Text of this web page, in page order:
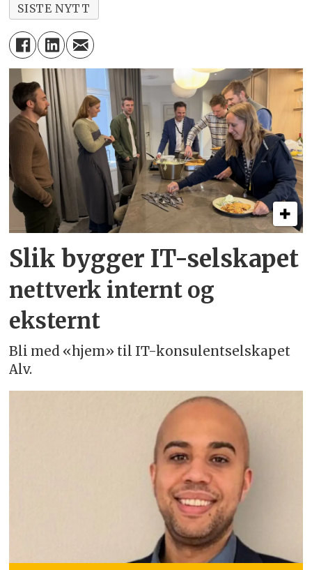
SISTE NYTT
Slik bygger IT-selskapet
nettverk internt og
eksternt
Bli med «hjem» til IT-konsulentselskapet
Alv.